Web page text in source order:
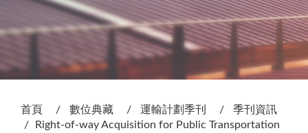
首頁 數位典藏 運輸計劃季刊
季刊資訊
Right-of-way Acquisition for Public Transportation